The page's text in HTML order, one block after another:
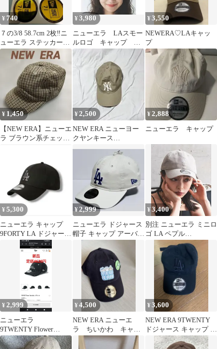
¥ 740
７の3/8 58.7cm 2枚‼️ニ
ューエラ ステッカー‼️
正規品折れ防止梱包
¥3,980
ニューエラ LAスモー
ルロゴ キャップ グ
レージュカラー
¥3,550
NEWERA♡LAキャッ
プ
¥ 1,450
【NEW ERA】ニューエ
ラ ブラウン系チェック
¥2,500
NEW ERA ニューヨー
クヤンキース
¥2,888
ニューエラ キャップ
¥ 5,300
ニューエラ キャップ
9FORTY LA ドジャース
ラインストーン
¥2,999
ニューエラ ドジャース
帽子 キャップ アーバン
品正規品
¥3,400
別注 ニューエラ ミニロ
ゴ LA ペプル
9TWENTY LA ペプル
¥ 2,999
ニューエラ
9TWENTY Flower
Embroidery 花柄刺繍
¥4,500
NEW ERA ニューエ
ラ ちいかわ キャッ
¥3,600
NEW ERA 9TWENTY
ドジャース キャップ ブ
ラック男女兼用かなと